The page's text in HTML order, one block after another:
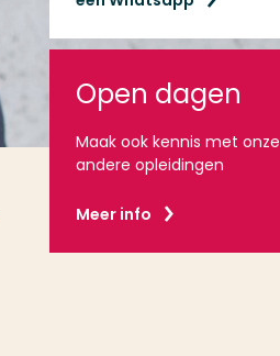
Open dagen
Maak ook kennis met onze
andere opleidingen
Meer info